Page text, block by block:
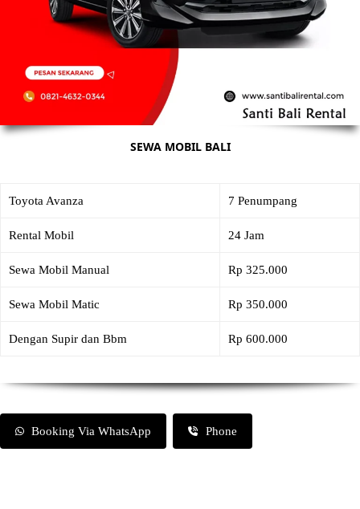
SEWA MOBIL BALI
Toyota Avanza 7 Penumpang
Rental Mobil 24 Jam
Sewa Mobil Manual Rp 325.000
Sewa Mobil Matic Rp 350.000
Dengan Supir dan Bbm Rp 600.000
Booking Via WhatsApp Phone